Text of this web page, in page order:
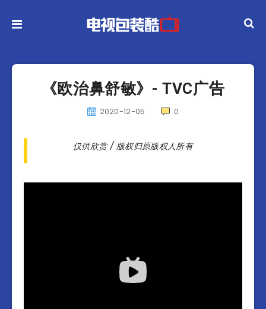
《欧治鼻舒敏》- TVC广告
2020-12-05 0
仅供欣赏 / 版权归原版权人所有